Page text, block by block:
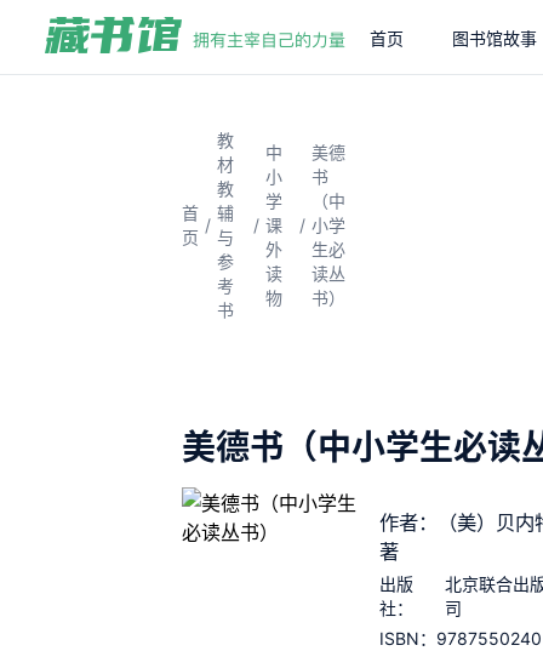
首页 图书馆故事
首
页
/
教
材
教
辅
与
参
考
书
/
中
小
学
课
外
读
物
/
美德
书
（中
小学
生必
读丛
书）
美德书（中小学生必读
作者：（美）贝内
著
出版
社：
北京联合出
司
ISBN：